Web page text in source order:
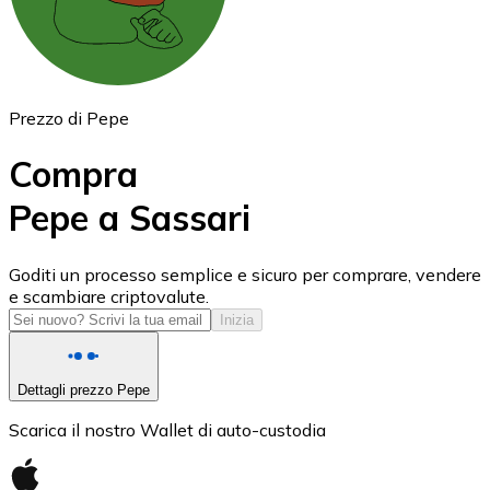
USD Coin
USDC
Prezzo di Pepe
Compra
Pepe a Sassari
Goditi un processo semplice e sicuro per comprare, vendere
e scambiare criptovalute.
Inizia
Dettagli prezzo Pepe
Scarica il nostro Wallet di auto-custodia